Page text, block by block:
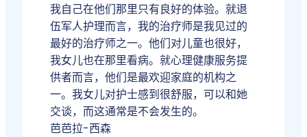
我自己在他们那里只有良好的体验。就退
伍军人护理而言，我的治疗师是我见过的
最好的治疗师之一。他们对儿童也很好，
我女儿也在那里看病。就心理健康服务提
供者而言，他们是最欢迎家庭的机构之
一。我女儿对护士感到很舒服，可以和她
交谈，而这通常是不会发生的。
芭芭拉-西森